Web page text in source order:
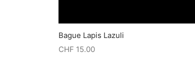
Bague Lapis Lazuli
CHF 15.00